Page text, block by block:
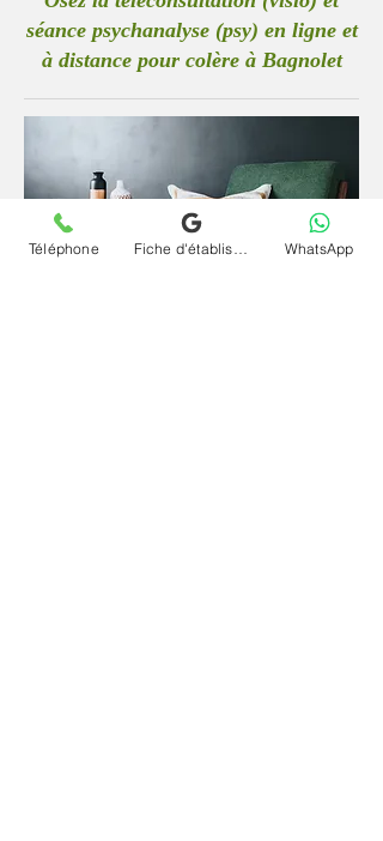
séance psychanalyse (psy) en ligne et
à distance pour colère à Bagnolet
Téléphone WhatsApp